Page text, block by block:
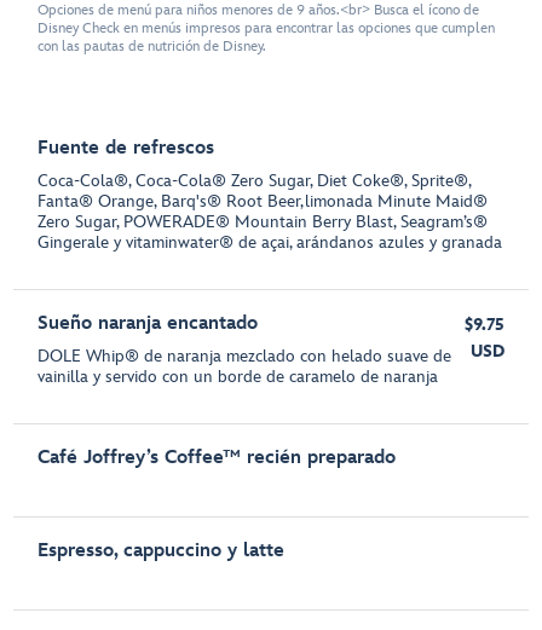
Opciones de menú para niños menores de 9 años.<br> Busca el ícono de
Disney Check en menús impresos para encontrar las opciones que cumplen
con las pautas de nutrición de Disney.
Fuente de refrescos
Coca-Cola®, Coca-Cola® Zero Sugar, Diet Coke®, Sprite®,
Fanta® Orange, Barq's® Root Beer, limonada Minute Maid®
Zero Sugar, POWERADE® Mountain Berry Blast, Seagram’s®
Gingerale y vitaminwater® de açai, arándanos azules y granada
Sueño naranja encantado
DOLE Whip® de naranja mezclado con helado suave de
vainilla y servido con un borde de caramelo de naranja
$9.75
USD
Café Joffrey’s Coffee™ recién preparado
Espresso, cappuccino y latte